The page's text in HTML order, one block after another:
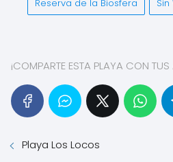
Reserva de la Biosfera
¡COMPARTE ESTA PLAYA CON
Playa Los Locos